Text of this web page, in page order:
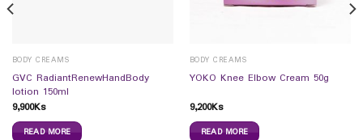
BODY CREAMS
GVC RadiantRenewHandBody
lotion 150ml
9,900Ks
READ MORE
BODY CREAMS
YOKO Knee Elbow Cream 50g
9,200Ks
READ MORE